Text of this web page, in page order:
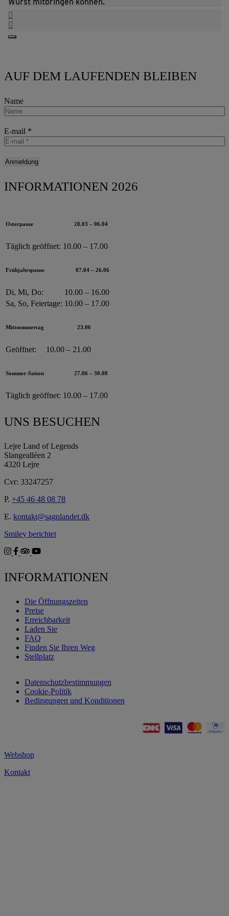
AUF DEM LAUFENDEN BLEIBEN
Name
E-mail *
INFORMATIONEN 2026
Osterpause 28.03 – 06.04
Täglich geöffnet: 10.00 – 17.00
Frühjahrspause 07.04 – 26.06
Di, Mi, Do:
10.00 – 16.00
Sa, So, Feiertage: 10.00 – 17.00
Mittsommertag 23.06
Geöffnet: 10.00 – 21.00
Sommer-Saison 27.06 – 30.08
Täglich geöffnet: 10.00 – 17.00
UNS BESUCHEN
Lejre Land of Legends
Slangealléen 2
4320 Lejre
Cvr: 33247257
P. +45 46 48 08 78
E. kontakt@sagnlandet.dk
Smiley berichtet
INFORMATIONEN
Die Öffnungszeiten
Preise
Erreichbarkeit
Laden Sie
FAQ
Finden Sie Ihren Weg
Stellplatz
Datenschutzbestimmungen
Cookie-Politik
Bedingungen und Konditionen
Webshop
Kontakt